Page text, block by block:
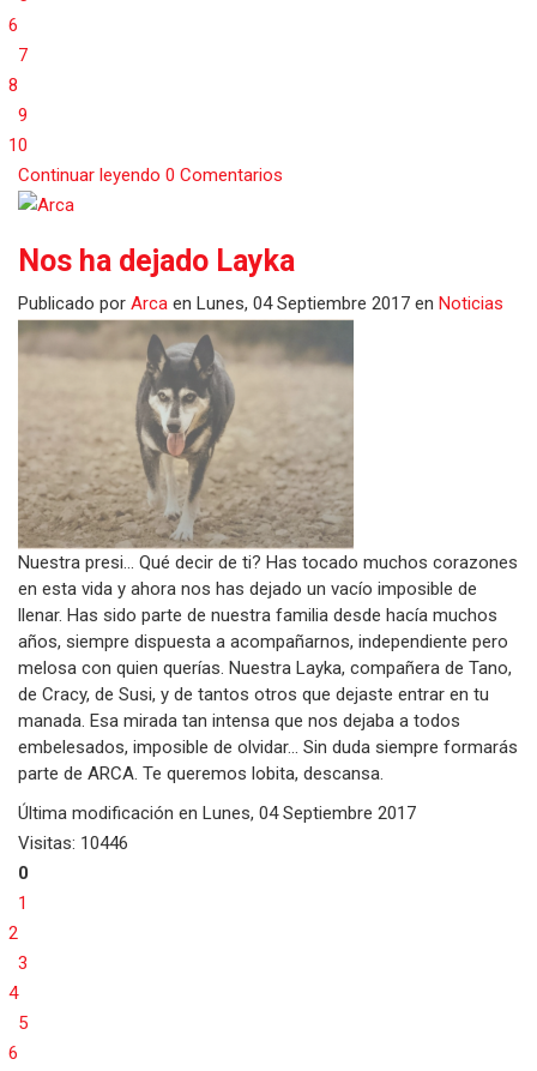
6
7
8
9
10
Continuar leyendo 0 Comentarios
Nos ha dejado Layka
Publicado por Arca en Lunes, 04 Septiembre 2017 en Noticias
Nuestra presi... Qué decir de ti? Has tocado muchos corazones
en esta vida y ahora nos has dejado un vacío imposible de
llenar. Has sido parte de nuestra familia desde hacía muchos
años, siempre dispuesta a acompañarnos, independiente pero
melosa con quien querías. Nuestra Layka, compañera de Tano,
de Cracy, de Susi, y de tantos otros que dejaste entrar en tu
manada. Esa mirada tan intensa que nos dejaba a todos
embelesados, imposible de olvidar... Sin duda siempre formarás
parte de ARCA. Te queremos lobita, descansa.
Última modificación en Lunes, 04 Septiembre 2017
Visitas: 10446
0
1
2
3
4
5
6